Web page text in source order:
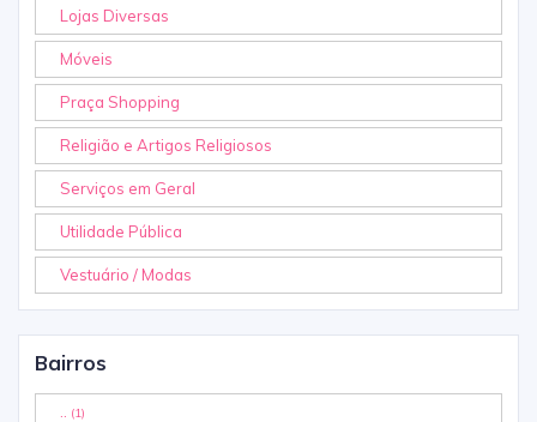
Lojas Diversas
Móveis
Praça Shopping
Religião e Artigos Religiosos
Serviços em Geral
Utilidade Pública
Vestuário / Modas
Bairros
(1)